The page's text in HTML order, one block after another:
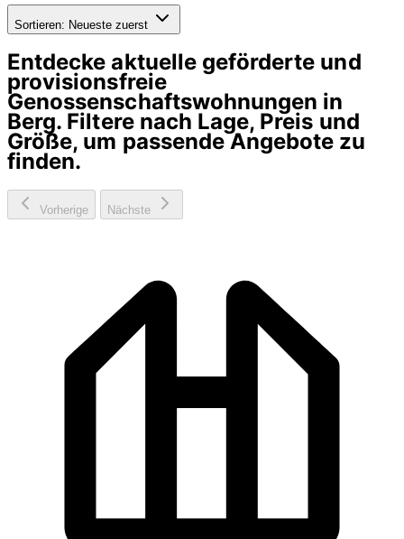
Sortieren: Neueste zuerst
Entdecke aktuelle geförderte und
provisionsfreie
Genossenschaftswohnungen in
Berg. Filtere nach Lage, Preis und
Größe, um passende Angebote zu
finden.
Vorherige Nächste